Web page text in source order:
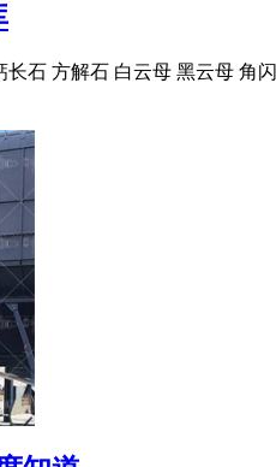
石 方解石 白云母 黑云母 角